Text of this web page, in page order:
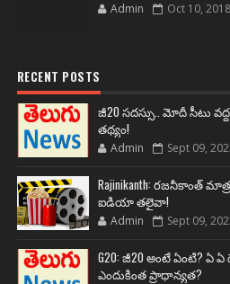
Admin Oct 10, 2018
RECENT POSTS
జీ20 సదస్సు.. మోదీ సీటు
తథ్యం!
Admin Sept 09,
Rajinikanth:
ఐడియా తలైవా!
Admin Sept 09,
G20: జీ20 అంటే ఏంటి? ఏ ఏ
ఎందుకింత ప్రాధాన్యత?